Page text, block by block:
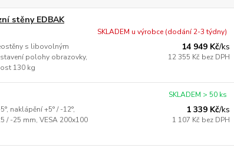
stěny EDBAK
s libovolným
polohy obrazovky,
130 kg
14 949 Kč/ks
12 355 Kč bez DPH
SKLADEM u výrobce (dodání 2-3 týdny)
naklápění +5° / -12°,
/ -25 mm, VESA 200x100
1 339 Kč/ks
1 107 Kč bez DPH
SKLADEM > 50 ks